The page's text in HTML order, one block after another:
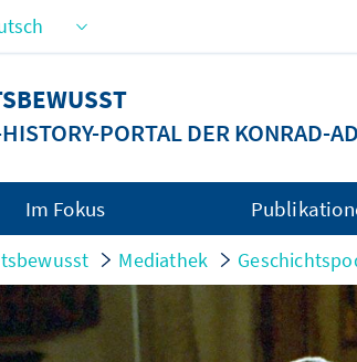
PORTAL DER KONRAD-
Im Fokus
Mediathek